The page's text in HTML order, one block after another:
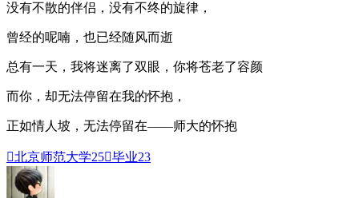
没有不散的伴侣，没有不终的旋律，
曾经的呢喃，也已经随风而逝
总有一天，我将迷离了双眼，你将苍老了容颜
而你，却无法停留在我的怀抱，
正如情人坡，无法停留在——师大的怀抱
北京师范大学25毕业23